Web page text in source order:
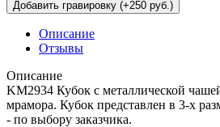
Добавить гравировку (+250 руб.)
Описание
Отзывы
Описание
KM2934 Кубок с металлической
мрамора. Кубок представлен в 3-х
- по выбору заказчика.